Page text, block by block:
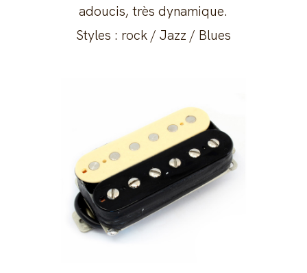
adoucis, très dynamique.
Styles : rock / Jazz / Blues